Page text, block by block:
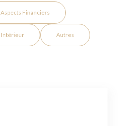
Aspects Financiers
Intérieur Autres